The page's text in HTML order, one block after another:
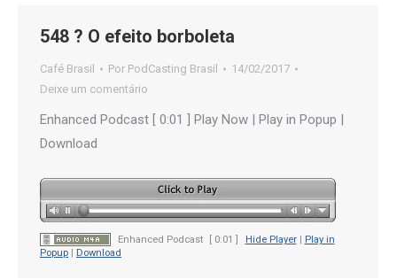
548 ? O efeito borboleta
Café Brasil Por PodCasting Brasil
14/02/2017
Deixe um comentário
Enhanced Podcast [ 0:01 ] Play Now | Play in Popup |
Download
Enhanced Podcast [ 0:01 ] Hide Player| Play in
Popup
Download